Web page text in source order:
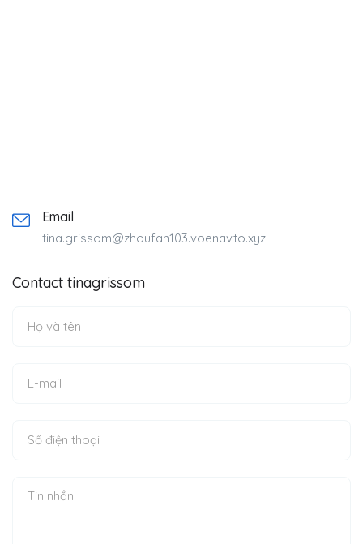
Email
tina.grissom@zhoufan103.voenavto.xyz
Contact tinagrissom